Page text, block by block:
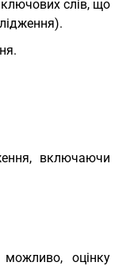
слів, що
включаючи
оцінку